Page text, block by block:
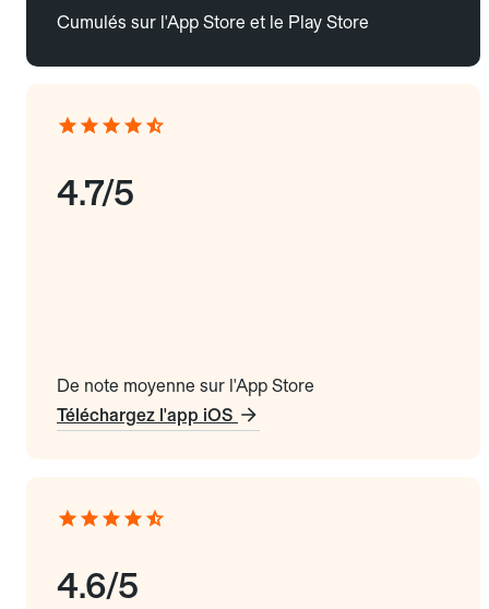
Cumulés sur l'App Store et le Play Store
4.7/5
De note moyenne sur l'App Store
Téléchargez l'app iOS
4.6/5